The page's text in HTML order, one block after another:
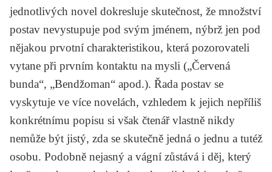
jednotlivých novel dokresluje skutečnost, že množství
postav nevystupuje pod svým jménem, nýbrž jen pod
nějakou prvotní charakteristikou, která pozorovateli
vytane při prvním kontaktu na mysli („Červená
bunda“, „Bendžoman“ apod.). Řada postav se
vyskytuje ve více novelách, vzhledem k jejich nepříliš
konkrétnímu popisu si však čtenář vlastně nikdy
nemůže být jistý, zda se skutečně jedná o jednu a tutéž
osobu. Podobně nejasný a vágní zůstává i děj, který